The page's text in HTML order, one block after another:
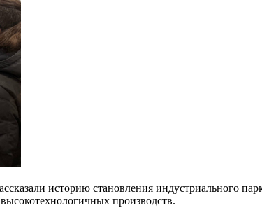
историю становления индустриального
производств.